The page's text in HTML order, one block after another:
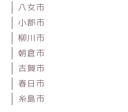
八女市
小郡市
柳川市
朝倉市
古賀市
春日市
糸島市